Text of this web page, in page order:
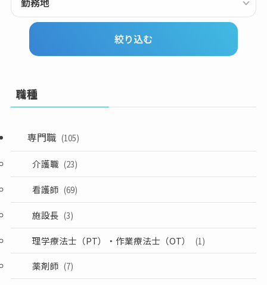
職種
専門職 (105)
介護職 (23)
看護師 (69)
施設長 (3)
理学療法士（PT）・作業療法士（OT） (1)
薬剤師 (7)